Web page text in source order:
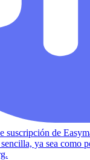
suscripción de
ya sea como